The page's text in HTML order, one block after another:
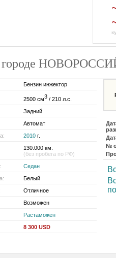
городе
Бензин инжектор
2500 см3 / 210 л.с.
Задний
Автомат
2010 г.
130.000 км.
(без пробега по РФ)
Седан
Белый
Отличное
Возможен
Растаможен
8 300 USD
№